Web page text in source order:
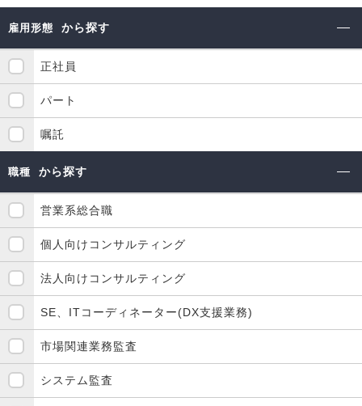
雇用形態 から探す
正社員
パート
嘱託
職種 から探す
営業系総合職
個人向けコンサルティング
法人向けコンサルティング
SE、ITコーディネーター(DX支援業務)
市場関連業務監査
システム監査